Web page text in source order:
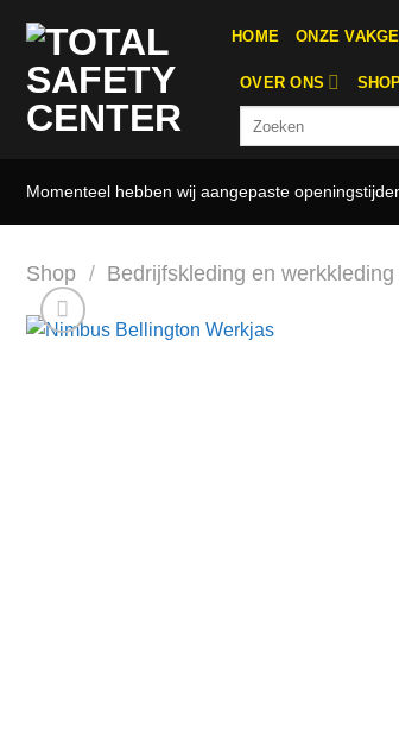
naar
inhoud
HOME ONZE
OVER ONS
Momenteel hebben wij aangepaste
Shop / Bedrijfskleding en werkkleding